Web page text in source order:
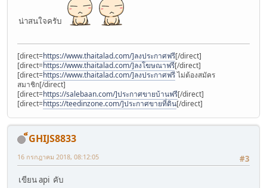
น่าสนใจครับ
[direct=https://www.thaitalad.com/]ลงประกาศฟรี[/direct]
[direct=https://www.thaitalad.com/]ลงโฆษณาฟรี[/direct]
[direct=https://www.thaitalad.com/]ลงประกาศฟรีไม่ต้องสมัคร
สมาชิก[/direct]
[direct=https://salebaan.com/]ประกาศขายบ้านฟรี[/direct]
[direct=https://teedinzone.com/]ประกาศขายที่ดิน[/direct]
็GHIJS8833
#3
16 กรกฎาคม 2018, 08:12:05
เขียน api คับ